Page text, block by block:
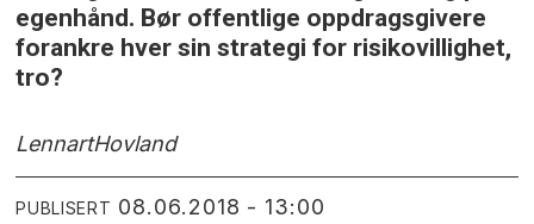
egenhånd. Bør offentlige oppdragsgivere
forankre hver sin strategi for risikovillighet,
tro?
LennartHovland
PUBLISERT 08.06.2018 - 13:00